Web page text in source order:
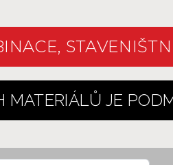
MATERIÁLŮ JE